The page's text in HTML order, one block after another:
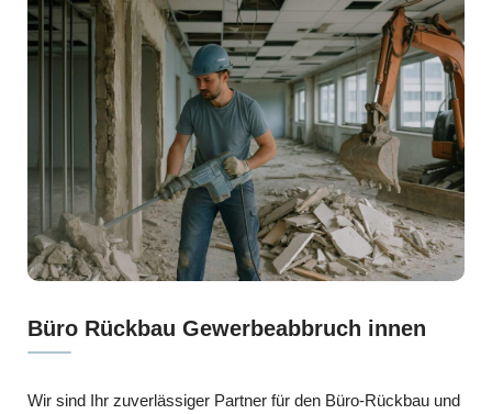
Büro Rückbau Gewerbeabbruch innen
Wir sind Ihr zuverlässiger Partner für den Büro-Rückbau und